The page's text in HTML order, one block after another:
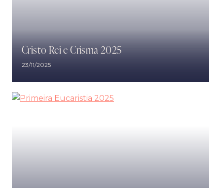
Cristo Rei e Crisma 2025
23/11/2025